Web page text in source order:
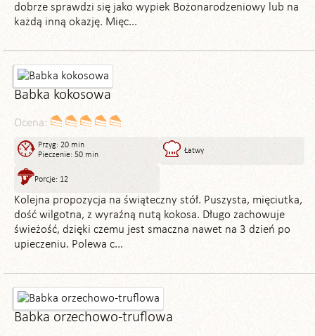
dobrze sprawdzi się jako wypiek Bożonarodzeniowy lub na
każdą inną okazję. Mięc...
Babka kokosowa
Ocena:
Przyg: 20 min
Pieczenie: 50 min
Łatwy
Porcje: 12
Kolejna propozycja na świąteczny stół. Puszysta, mięciutka,
dość wilgotna, z wyraźną nutą kokosa. Długo zachowuje
świeżość, dzięki czemu jest smaczna nawet na 3 dzień po
upieczeniu. Polewa c...
Babka orzechowo-truflowa